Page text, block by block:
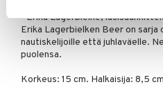
vaan tuo tuoksun ja maun esille
- Erika Lagerbielke,
Erika Lagerbielken Beer on
nautiskelijoille että juhlaväelle.
puolensa.
Korkeus: 15 cm. Halkaisija: 8,5